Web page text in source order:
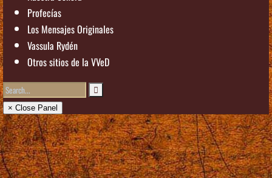
Profecías
Los Mensajes Originales
Vassula Rydén
Otros sitios de la VVeD
× Close Panel